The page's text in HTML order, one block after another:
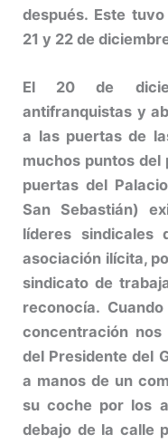
después. Este
21 y 22 de
El 20 de
antifranquistas y
a las puertas de
muchos puntos del
puertas del
San Sebastián)
líderes sindicales
asociación ilícita,
sindicato de
reconocía.
concentración
del Presidente del
a manos de un
su coche por los
debajo de la calle